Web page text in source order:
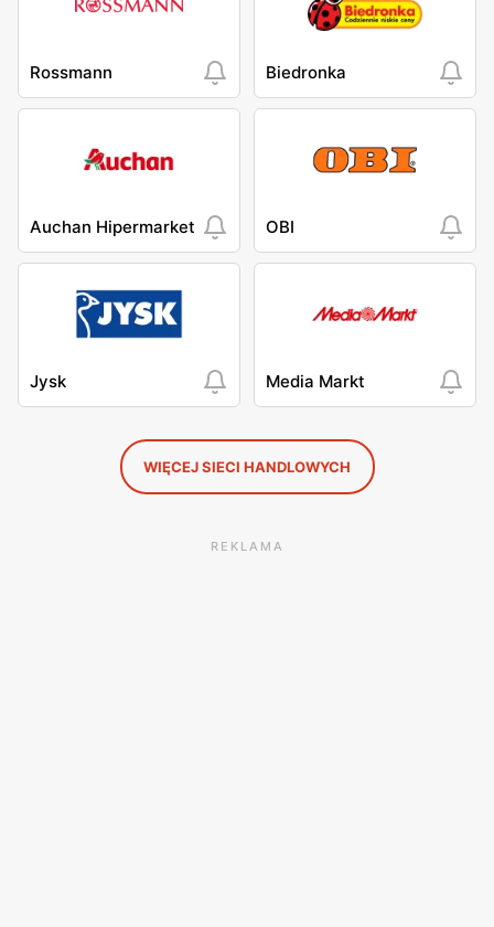
Rossmann Biedronka
Auchan Hipermarket OBI
Jysk Media Markt
WIĘCEJ SIECI HANDLOWYCH
REKLAMA